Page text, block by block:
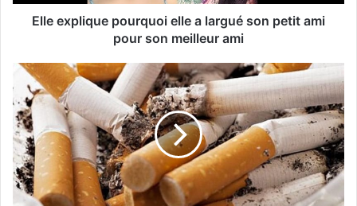
Elle explique pourquoi elle a largué son petit ami
pour son meilleur ami